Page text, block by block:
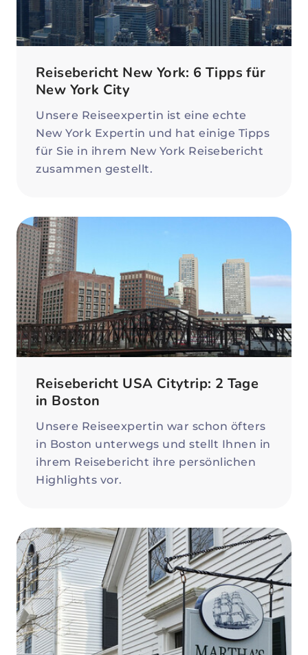
Reisebericht New York: 6 Tipps für
New York City
Unsere Reiseexpertin ist eine echte
New York Expertin und hat einige Tipps
für Sie in ihrem New York Reisebericht
zusammen gestellt.
Reisebericht USA Citytrip: 2 Tage
in Boston
Unsere Reiseexpertin war schon öfters
in Boston unterwegs und stellt Ihnen in
ihrem Reisebericht ihre persönlichen
Highlights vor.